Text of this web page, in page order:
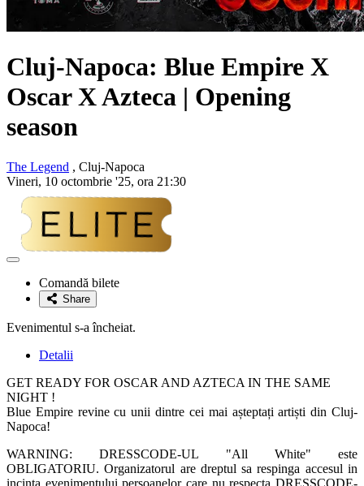
Cluj-Napoca: Blue Empire X
OscarXAzteca | Opening
season
The Legend , Cluj-Napoca
Vineri, 10 octombrie '25, ora 21:30
Adaugă
favoriteComandă bilete
Share
Evenimentul s-a încheiat.
Detalii
GET READY FOR OSCAR AND AZTECA IN THE SAME
NIGHT !
Blue Empire revine cu unii dintre cei mai așteptați artiști din Cluj-
Napoca! ​​
WARNING: DRESSCODE-UL "All White" este
OBLIGATORIU. Organizatorul are dreptul sa respinga accesul in
incinta evenimentului persoanelor care nu respecta DRESSCODE-